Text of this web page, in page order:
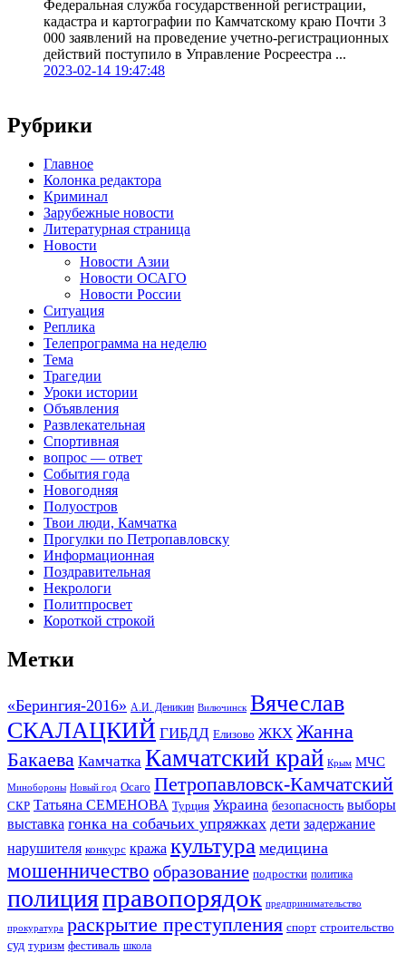
Федеральная служба государственной регистрации,
кадастра и картографии по Камчатскому краю Почти 3
000 заявлений на проведение учетно-регистрационных
действий поступило в Управление Росреестра ...
2023-02-14 19:47:48
Рубрики
Главное
Колонка редактора
Криминал
Зарубежные новости
Литературная страница
Новости
Новости Азии
Новости ОСАГО
Новости России
Ситуация
Реплика
Телепрограмма на неделю
Тема
Трагедии
Уроки истории
Объявления
Развлекательная
Спортивная
вопрос — ответ
События года
Новогодняя
Полуостров
Твои люди, Камчатка
Прогулки по Петропавловску
Информационная
Поздравительная
Некрологи
Политпросвет
Короткой строкой
Метки
«Берингия-2016» А.И. Деникин Вилючинск Вячеслав
СКАЛАЦКИЙ ГИБДД Елизово ЖКХ Жанна
Бакаева Камчатка Камчатский край Крым МЧС
Минобороны Новый год Осаго Петропавловск-Камчатский
СКР Татьяна СЕМЕНОВА Турция Украина безопасность выборы
выставка гонка на собачьих упряжках дети задержание
нарушителя конкурс кража культура медицина
мошенничество образование подростки политика
полицияправопорядок предпринимательство
прокуратура раскрытие преступления спорт строительство
суд туризм фестиваль школа